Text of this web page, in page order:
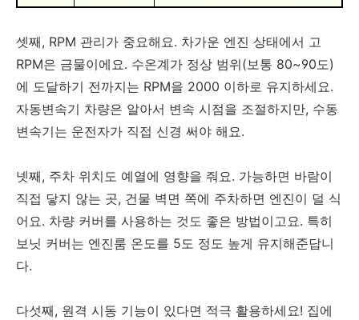
셋째, RPM 관리가 중요해요. 차가운 엔진 상태에서 고
RPM은 금물이에요. 수온계가 정상 범위(보통 80~90도)
에 도달하기 전까지는 RPM을 2000 이하로 유지하세요.
자동변속기 차량은 알아서 변속 시점을 조절하지만, 수동
변속기는 운전자가 직접 신경 써야 해요.
넷째, 주차 위치도 예열에 영향을 줘요. 가능하면 바람이
직접 닿지 않는 곳, 건물 벽면 쪽에 주차하면 엔진이 덜 식
어요. 차량 커버를 사용하는 것도 좋은 방법이고요. 특히
보닛 커버는 엔진룸 온도를 5도 정도 높게 유지해준답니
다.
다섯째, 원격 시동 기능이 있다면 적극 활용하세요! 집에